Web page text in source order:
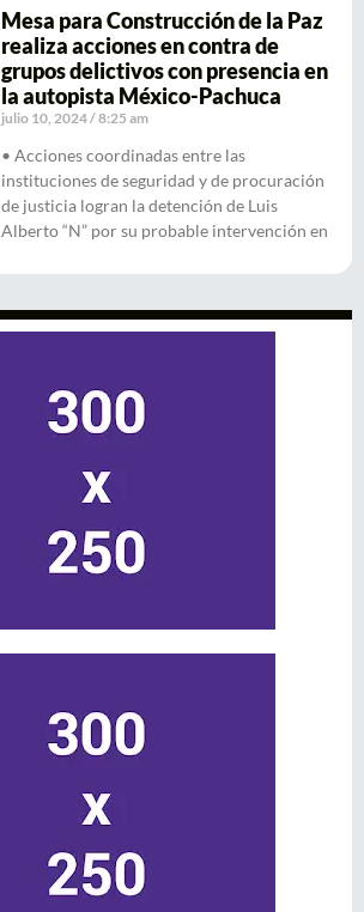
Mesa para Construcción de la Paz
realiza acciones en contra de
grupos delictivos con presencia en
la autopista México-Pachuca
julio 10, 2024 8:25 am
• Acciones coordinadas entre las
instituciones de seguridad y de procuración
de justicia logran la detención de Luis
Alberto “N” por su probable intervención en